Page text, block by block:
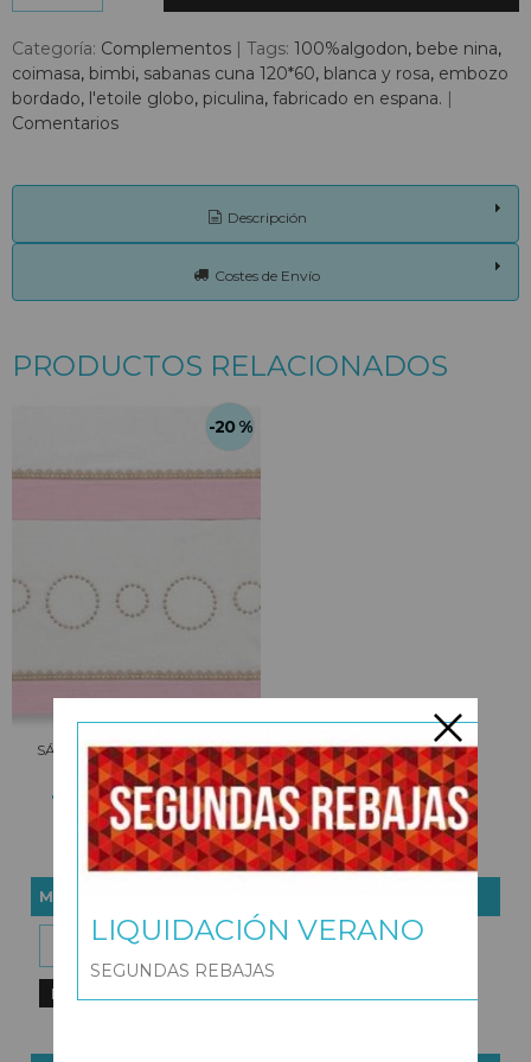
MARCAS
Categoría: Complementos | Tags: 100%algodon bebe nina
coimasa bimbi sabanas cuna 120*60 blanca y rosa embozo
bordado l'etoile globo piculina fabricado en espana. |
Comentarios
Descripción
Costes de Envío
PRODUCTOS RELACIONADOS
-20 %
SÁBANAS CUNA, MINICUNA,
COCHE, ...
19,96 €24,95 €
LIQUIDACIÓN VERANO
SEGUNDAS REBAJAS